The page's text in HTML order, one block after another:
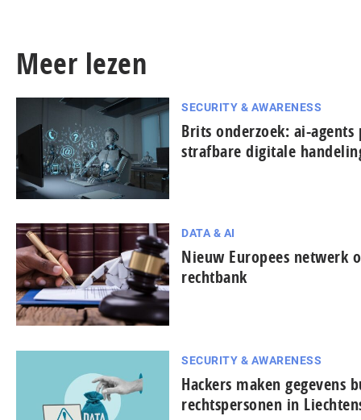
Meer lezen
SECURITY & AWARENESS
Brits onderzoek: ai-
strafbare digitale
DATA & AI
Nieuw Europees netwerk
rechtbank
SECURITY & AWARENESS
Hackers maken gegevens
rechtspersonen in